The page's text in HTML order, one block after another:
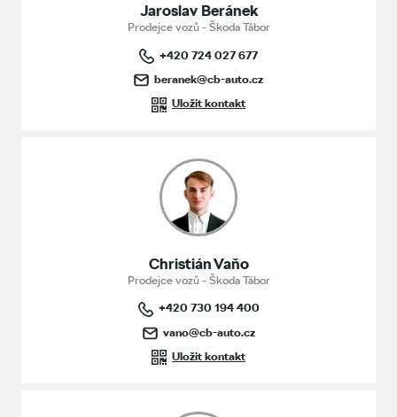
Jaroslav Beránek
Prodejce vozů - Škoda Tábor
+420 724 027 677
beranek@cb-auto.cz
Uložit kontakt
Christián Vaňo
Prodejce vozů - Škoda Tábor
+420 730 194 400
vano@cb-auto.cz
Uložit kontakt